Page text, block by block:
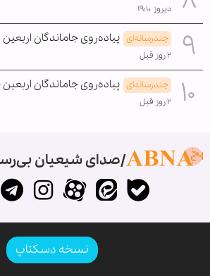
دیروز ۱۹:۱۰
چندرسانه‌ای پیاده‌روی جاماندگان
۲ روز قبل
چندرسانه‌ای پیاده‌روی جاماندگان
۲ روز قبل
صدای شیعیان
نسخه دسکتاپ